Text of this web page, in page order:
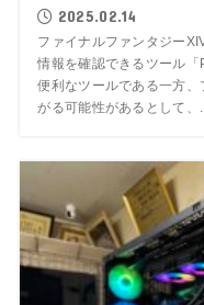
2025.02.14
ファイナルファンタジー
情報を確認できるツール「
便利なツールである一方
がる可能性があるとして、...